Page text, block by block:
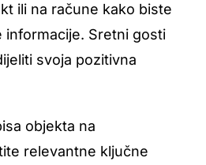
ili na račune kako biste
informacije. Sretni gosti
svoja pozitivna
objekta na
relevantne ključne